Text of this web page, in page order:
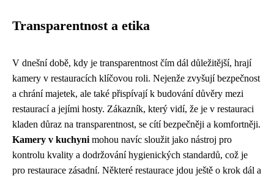
Transparentnost a etika
V dnešní době, kdy je transparentnost čím dál důležitější, hrají
kamery v restauracích klíčovou roli. Nejenže zvyšují bezpečnost
a chrání majetek, ale také přispívají k budování důvěry mezi
restaurací a jejími hosty. Zákazník, který vidí, že je v restauraci
kladen důraz na transparentnost, se cítí bezpečněji a komfortněji.
Kamery v kuchyni mohou navíc sloužit jako nástroj pro
kontrolu kvality a dodržování hygienických standardů, což je
pro restaurace zásadní. Některé restaurace jdou ještě o krok dál a